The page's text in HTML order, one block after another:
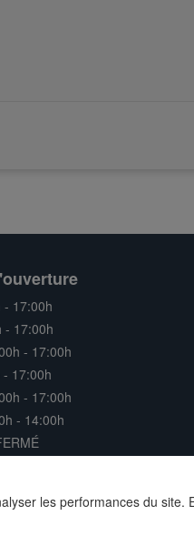
- 17:00h
- 17:00h
- 17:00h
17:00h
- 17:00h
- 14:00h
|Site web concessionnaire
les performances du site.